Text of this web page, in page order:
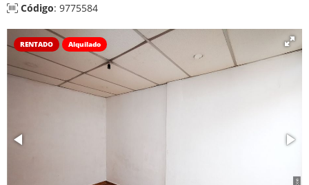
Código: 9775584
RENTADO Alquilado